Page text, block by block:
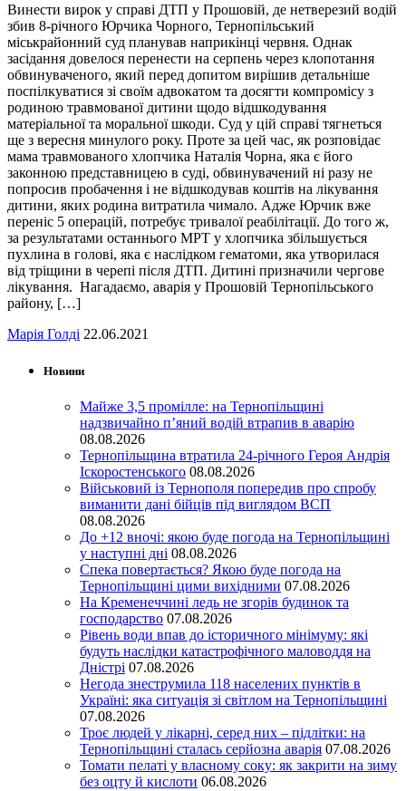
Винести вирок у справі ДТП у Прошовій, де нетверезий водій
збив 8-річного Юрчика Чорного, Тернопільський
міськрайонний суд планував наприкінці червня. Однак
засідання довелося перенести на серпень через клопотання
обвинуваченого, який перед допитом вирішив детальніше
поспілкуватися зі своїм адвокатом та досягти компромісу з
родиною травмованої дитини щодо відшкодування
матеріальної та моральної шкоди. Суд у цій справі тягнеться
ще з вересня минулого року. Проте за цей час, як розповідає
мама травмованого хлопчика Наталія Чорна, яка є його
законною представницею в суді, обвинувачений ні разу не
попросив пробачення і не відшкодував коштів на лікування
дитини, яких родина витратила чимало. Адже Юрчик вже
переніс 5 операцій, потребує тривалої реабілітації. До того ж,
за результатами останнього МРТ у хлопчика збільшується
пухлина в голові, яка є наслідком гематоми, яка утворилася
від тріщини в черепі після ДТП. Дитині призначили чергове
лікування. Нагадаємо, аварія у Прошовій Тернопільського
району, […]
Марія Голді 22.06.2021
Новини
Майже 3,5 промілле: на Тернопільщині
надзвичайно п’яний водій втрапив в аварію
08.08.2026
Тернопільщина втратила 24-річного Героя Андрія
Іскоростенського 08.08.2026
Військовий із Тернополя попередив про спробу
виманити дані бійців під виглядом ВСП
08.08.2026
До +12 вночі: якою буде погода на Тернопільщині
у наступні дні 08.08.2026
Спека повертається? Якою буде погода на
Тернопільщині цими вихідними 07.08.2026
На Кременеччині ледь не згорів будинок та
господарство 07.08.2026
Рівень води впав до історичного мінімуму: які
будуть наслідки катастрофічного маловоддя на
Дністрі 07.08.2026
Негода знеструмила 118 населених пунктів в
Україні: яка ситуація зі світлом на Тернопільщині
07.08.2026
Троє людей у лікарні, серед них – підлітки: на
Тернопільщині сталась серйозна аварія 07.08.2026
Томати пелаті у власному соку: як закрити на зиму
без оцту й кислоти 06.08.2026